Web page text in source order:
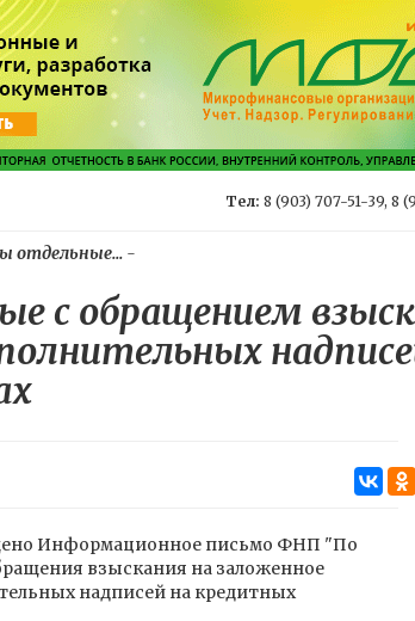
Тел: 8 (903) 707-51-39, 8
отдельные... -
с обращением
Информационное письмо ФНП "По
взыскания на заложенное
надписей на кредитных